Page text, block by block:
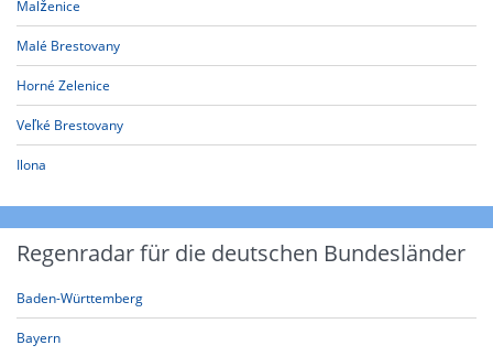
Malženice
Malé Brestovany
Horné Zelenice
Veľké Brestovany
Ilona
Regenradar für die deutschen Bundesländer
Baden-Württemberg
Bayern